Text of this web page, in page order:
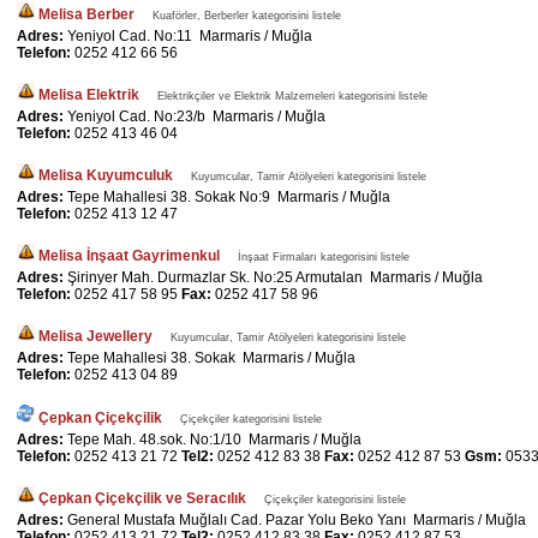
Melisa Berber Kuaförler, Berberler kategorisini listele
Adres: Yeniyol Cad. No:11 Marmaris / Muğla
Telefon: 0252 412 66 56
Melisa Elektrik Elektrikçiler ve Elektrik Malzemeleri kategorisini listele
Adres: Yeniyol Cad. No:23/b Marmaris / Muğla
Telefon: 0252 413 46 04
Melisa Kuyumculuk Kuyumcular, Tamir Atölyeleri kategorisini listele
Adres: Tepe Mahallesi 38. Sokak No:9 Marmaris / Muğla
Telefon: 0252 413 12 47
Melisa İnşaat Gayrimenkul İnşaat Firmaları kategorisini listele
Adres: Şirinyer Mah. Durmazlar Sk. No:25 Armutalan Marmaris / Muğla
Telefon: 0252 417 58 95 Fax: 0252 417 58 96
Melisa Jewellery Kuyumcular, Tamir Atölyeleri kategorisini listele
Adres: Tepe Mahallesi 38. Sokak Marmaris / Muğla
Telefon: 0252 413 04 89
Çepkan Çiçekçilik Çiçekçiler kategorisini listele
Adres: Tepe Mah. 48.sok. No:1/10 Marmaris / Muğla
Telefon: 0252 413 21 72 Tel2: 0252 412 83 38 Fax: 0252 412 87 53 Gsm:
Çepkan Çiçekçilik ve Seracılık Çiçekçiler kategorisini listele
Adres: General Mustafa Muğlalı Cad. Pazar Yolu Beko Yanı Marmaris / Muğla